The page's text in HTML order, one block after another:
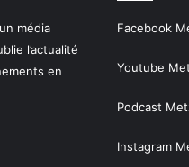
média
l’actualité
en
Facebook
Youtube
Podcast
Instagram